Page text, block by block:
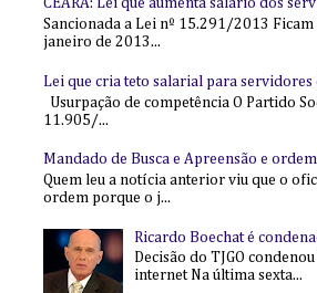
CEARÁ: Lei que aumenta salário dos
Sancionada a Lei nº 15.291/2013
janeiro de 2013...
Lei que cria teto salarial para servidores
Usurpação de competência O Partido
11.905/...
Mandado de Busca e Apreensão e
Quem leu a notícia anterior viu que o
ordem porque o j...
Ricardo Boechat é
Decisão do TJGO
internet Na última sexta...